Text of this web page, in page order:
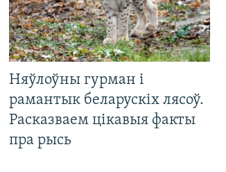
Няўлоўны гурман і
рамантык беларускіх лясоў.
Расказваем цікавыя факты
пра рысь